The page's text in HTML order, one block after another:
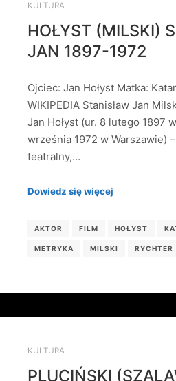
KULTURA
HOŁYST (MILSKI)
JAN 1897-1972
Ojciec: Jan Hołyst Matka:
WIKIPEDIA Stanisław Jan
Jan Hołyst (ur. 8 lutego 1897
września 1972 w Warszawie)
teatralny,…
Dowiedz się więcej
AKTOR FILM HOŁYST
METRYKA MILSKI RYCHTER
KULTURA
PLUCIŃSKI